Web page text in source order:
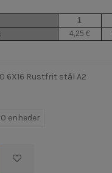
1
4,25 €
6X16 Rustfrit stål A2
enheder